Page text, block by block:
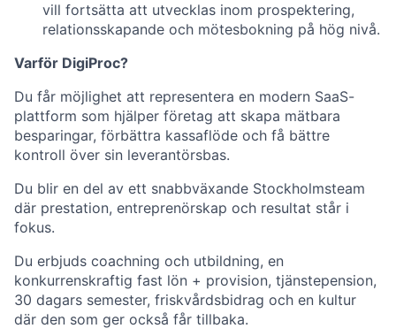
vill fortsätta att utvecklas inom prospektering,
relationsskapande och mötesbokning på hög nivå.
Varför DigiProc?
Du får möjlighet att representera en modern SaaS-
plattform som hjälper företag att skapa mätbara
besparingar, förbättra kassaflöde och få bättre
kontroll över sin leverantörsbas.
Du blir en del av ett snabbväxande Stockholmsteam
där prestation, entreprenörskap och resultat står i
fokus.
Du erbjuds coachning och utbildning, en
konkurrenskraftig fast lön + provision, tjänstepension,
30 dagars semester, friskvårdsbidrag och en kultur
där den som ger också får tillbaka.